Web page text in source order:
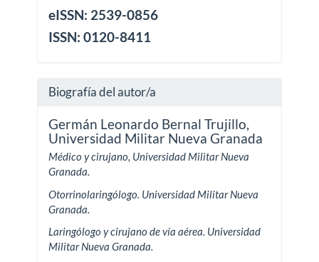
eISSN: 2539-0856
ISSN: 0120-8411
Biografía del autor/a
Germán Leonardo Bernal Trujillo,
Universidad Militar Nueva Granada
Médico y cirujano, Universidad Militar Nueva
Granada.
Otorrinolaringólogo. Universidad Militar Nueva
Granada.
Laringólogo y cirujano de vía aérea. Universidad
Militar Nueva Granada.